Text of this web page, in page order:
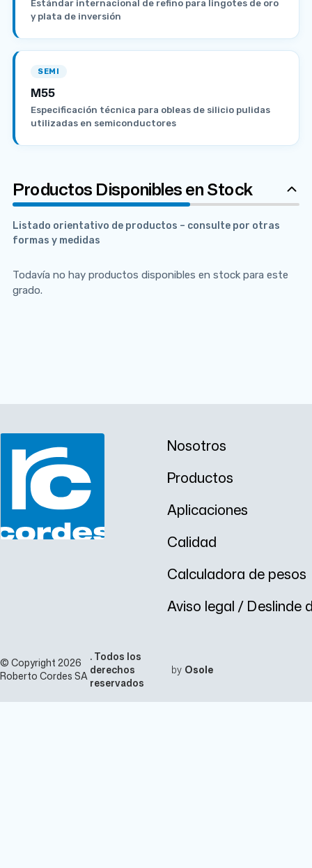
Estándar internacional de refino para lingotes de oro
y plata de inversión
SEMI
M55
Especificación técnica para obleas de silicio pulidas
utilizadas en semiconductores
Productos Disponibles en Stock
Listado orientativo de productos – consulte por otras
formas y medidas
Todavía no hay productos disponibles en stock para este
grado.
Nosotros
Productos
Aplicaciones
Calidad
Calculadora de pesos
Aviso legal / Deslinde
© Copyright 2026
Roberto Cordes SA
. Todos los
derechos
reservados
by Osole